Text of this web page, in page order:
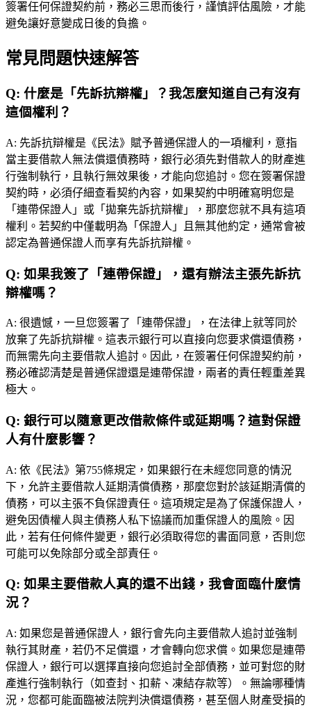
簽署任何保證契約前，務必三思而後行，謹慎評估風險，才能
避免讓好意變成日後的負擔。
常見問題快速解答
Q: 什麼是「先訴抗辯權」？我怎麼知道自己有沒有
這個權利？
A: 先訴抗辯權是《民法》賦予普通保證人的一項權利，意指
當主要借款人無法償還債務時，銀行必須先對借款人的財產進
行強制執行，且執行無效果後，才能向您追討。您在簽署保證
契約時，必須仔細查看契約內容，如果契約中明確寫明您是
「連帶保證人」或「拋棄先訴抗辯權」，那麼您就不具有這項
權利。若契約中僅載明為「保證人」且無其他約定，通常會被
認定為普通保證人而享有先訴抗辯權。
Q: 如果我簽了「連帶保證」，還有辦法主張先訴抗
辯權嗎？
A: 很遺憾，一旦您簽署了「連帶保證」，在法律上就等同於
放棄了先訴抗辯權。這表示銀行可以直接向您要求償還債務，
而無需先向主要借款人追討。因此，在簽署任何保證契約前，
務必確認清楚是普通保證還是連帶保證，兩者的責任輕重差異
極大。
Q: 銀行可以隨意更改借款條件或延期嗎？這對保證
人有什麼影響？
A: 依《民法》第755條規定，如果銀行在未經您同意的情況
下，允許主要借款人延期清償債務，那麼您對於該延期清償的
債務，可以主張不負保證責任。這項規定是為了保護保證人，
避免因債權人與主債務人私下協議而加重保證人的風險。因
此，若有任何條件變更，銀行必須取得您的書面同意，否則您
可能可以免除部分或全部責任。
Q: 如果主要借款人真的還不出錢，我會面臨什麼情
況？
A: 如果您是普通保證人，銀行會先向主要借款人追討並強制
執行其財產，若仍不足償還，才會轉向您求償。如果您是連帶
保證人，銀行可以選擇直接向您追討全部債務，並可對您的財
產進行強制執行（如查封、扣薪、凍結存款等）。無論哪種情
況，您都可能面臨被法院判決償還債務，甚至個人財產受損的